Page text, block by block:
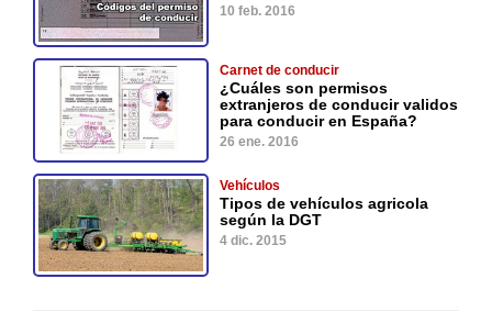
10 feb. 2016
Carnet de conducir
¿Cuáles son permisos
extranjeros de conducir validos
para conducir en España?
26 ene. 2016
Vehículos
Tipos de vehículos agricola
según la DGT
4 dic. 2015